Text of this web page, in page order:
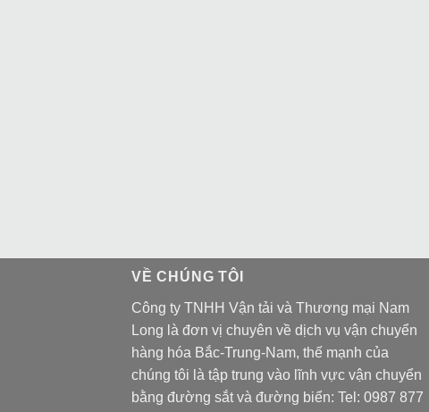
VỀ CHÚNG TÔI
Công ty TNHH Vận tải và Thương mại Nam
Long là đơn vị chuyên về dịch vụ vận chuyển
hàng hóa Bắc-Trung-Nam, thế mạnh của
chúng tôi là tập trung vào lĩnh vực vận chuyển
bằng đường sắt và đường biển: Tel: 0987 877